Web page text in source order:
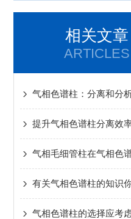
相关文章
ARTICLES
有关气相色谱柱的知识